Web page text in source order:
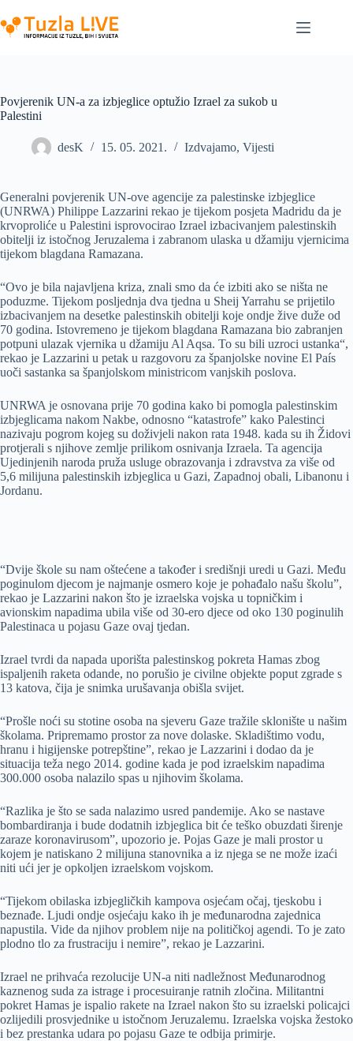
to
content
Povjerenik UN-a za izbjeglice optužio Izrael za sukob u
Palestini
desK 15. 05. 2021. Izdvajamo, Vijesti
Generalni povjerenik UN-ove agencije za palestinske izbjeglice
(UNRWA) Philippe Lazzarini rekao je tijekom posjeta Madridu da je
krvoproliće u Palestini isprovocirao Izrael izbacivanjem palestinskih
obitelji iz istočnog Jeruzalema i zabranom ulaska u džamiju vjernicima
tijekom blagdana Ramazana.
“Ovo je bila najavljena kriza, znali smo da će izbiti ako se ništa ne
poduzme. Tijekom posljednja dva tjedna u Sheij Yarrahu se prijetilo
izbacivanjem na desetke palestinskih obitelji koje ondje žive duže od
70 godina. Istovremeno je tijekom blagdana Ramazana bio zabranjen
potpuni ulazak vjernika u džamiju Al Aqsa. To su bili uzroci ustanka“,
rekao je Lazzarini u petak u razgovoru za španjolske novine El País
uoči sastanka sa španjolskom ministricom vanjskih poslova.
UNRWA je osnovana prije 70 godina kako bi pomogla palestinskim
izbjeglicama nakom Nakbe, odnosno “katastrofe” kako Palestinci
nazivaju pogrom kojeg su doživjeli nakon rata 1948. kada su ih Židovi
protjerali s njihove zemlje prilikom osnivanja Izraela. Ta agencija
Ujedinjenih naroda pruža usluge obrazovanja i zdravstva za više od
5,6 milijuna palestinskih izbjeglica u Gazi, Zapadnoj obali, Libanonu i
Jordanu.
“Dvije škole su nam oštećene a također i središnji uredi u Gazi. Među
poginulom djecom je najmanje osmero koje je pohađalo našu školu”,
rekao je Lazzarini nakon što je izraelska vojska u topničkim i
avionskim napadima ubila više od 30-ero djece od oko 130 poginulih
Palestinaca u pojasu Gaze ovaj tjedan.
Izrael tvrdi da napada uporišta palestinskog pokreta Hamas zbog
ispaljenih raketa odande, no porušio je civilne objekte poput zgrade s
13 katova, čija je snimka urušavanja obišla svijet.
“Prošle noći su stotine osoba na sjeveru Gaze tražile sklonište u našim
školama. Pripremamo prostor za nove dolaske. Skladištimo vodu,
hranu i higijenske potrepštine”, rekao je Lazzarini i dodao da je
situacija teža nego 2014. godine kada je pod izraelskim napadima
300.000 osoba nalazilo spas u njihovim školama.
“Razlika je što se sada nalazimo usred pandemije. Ako se nastave
bombardiranja i bude dodatnih izbjeglica bit će teško obuzdati širenje
zaraze koronavirusom”, upozorio je. Pojas Gaze je mali prostor u
kojem je natiskano 2 milijuna stanovnika a iz njega se ne može izaći
niti ući jer je opkoljen izraelskom vojskom.
“Tijekom obilaska izbjegličkih kampova osjećam očaj, tjeskobu i
beznađe. Ljudi ondje osjećaju kako ih je međunarodna zajednica
napustila. Vide da njihov problem nije na političkoj agendi. To je zato
plodno tlo za frustraciju i nemire”, rekao je Lazzarini.
Izrael ne prihvaća rezolucije UN-a niti nadležnost Međunarodnog
kaznenog suda za istrage i procesuiranje ratnih zločina. Militantni
pokret Hamas je ispalio rakete na Izrael nakon što su izraelski policajci
ozlijedili prosvjednike u istočnom Jeruzalemu. Izraelska vojska žestoko
i bez prestanka udara po pojasu Gaze te odbija primirje.